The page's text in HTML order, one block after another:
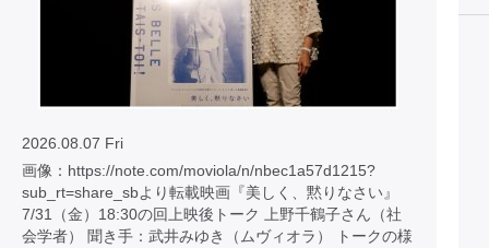
2026.08.07 Fri
画像：https://note.com/moviola/n/nbec1a57d1215?
sub_rt=share_sbより転載映画『美しく、黙りなさい』
7/31（金）18:30の回上映後トーク 上野千鶴子さん（社
会学者） 聞き手：武井みゆき（ムヴィオラ） トークの様